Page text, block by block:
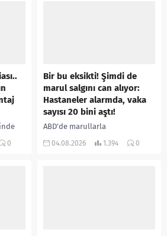
0
Bir bu eksikti! Şimdi de
marul salgını can alıyor:
Hastaneler alarmda, vaka
sayısı 20 bini aştı!
ABD’de marullarla
ilişkilendirilen siklospora
04.08.2026 1.394 0